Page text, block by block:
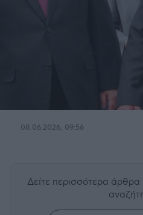
08.06.2026, 09:56
Δείτε περισσότερα άρθρα